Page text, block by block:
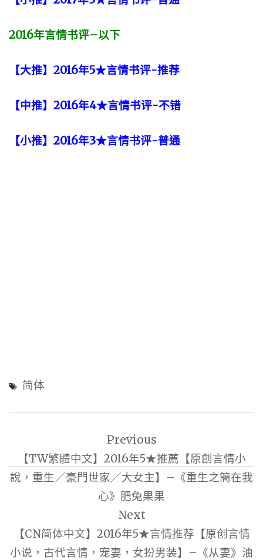
2016年言情书评–以下
【大推】2016年5★言情书评-推荐
【中推】2016年4★言情书评-不错
【小推】2016年3★言情书评-普通
简体
導
覽
Previous
【TW繁體中文】2016年5★推薦【原創言情小
說，重生／豪門世家／大女主】–《重生之簡在我
心》肥兔果果
Next
【CN简体中文】2016年5★言情推荐【原创言情
小说，古代言情，宠妻，女扮男装】–《从妻》油